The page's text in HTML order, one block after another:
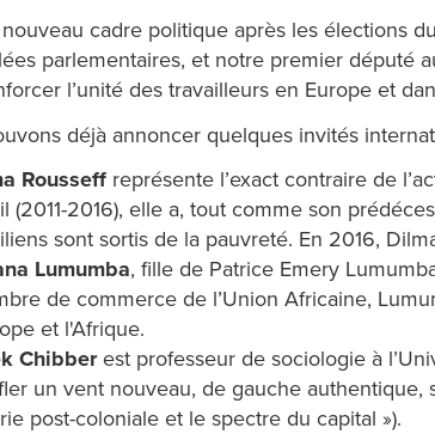
cadre politique après les élections
parlementaires, et notre premier député
l’unité des travailleurs en Europe et
déjà annoncer quelques invités
Rousseff représente l’exact contraire de
(2011-2016), elle a, tout comme son
sont sortis de la pauvreté. En 2016,
Lumumba, fille de Patrice Emery
de commerce de l’Union Africaine,
et l'Afrique.
Chibberest professeur de sociologie à
un vent nouveau, de gauche authentique,
post-coloniale et le spectre du capital »).